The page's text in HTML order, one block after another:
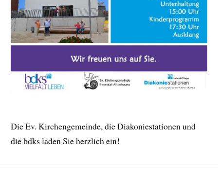
Die Ev. Kirchengemeinde, die Diakoniestationen und
die bdks laden Sie herzlich ein!